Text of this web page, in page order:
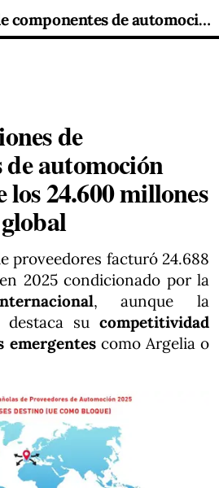
Las exportaciones de componentes de automoción resisten sobre los 24.600 millones pese al freno global
de
automoción
los 24.600 millones
proveedores facturó 24.688
2025 condicionado por la
, aunque la
destaca su competitividad
emergentes como Argelia o